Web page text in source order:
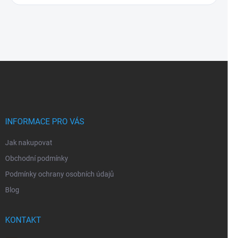
INFORMACE PRO VÁS
Jak nakupovat
Obchodní podmínky
Podmínky ochrany osobních údajů
Blog
KONTAKT